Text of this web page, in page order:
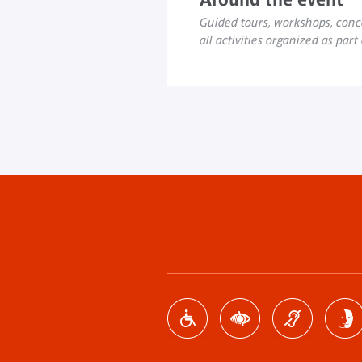
Guided tours, workshops,
all activities organized as
menu